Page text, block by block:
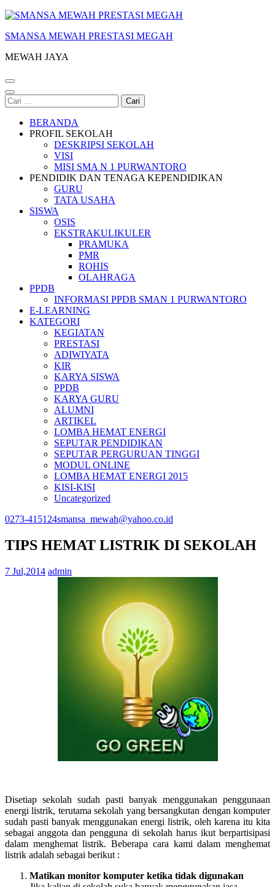
SMANSA MEWAH PRESTASI MEGAH
MEWAH JAYA
Cari
untuk:
BERANDA
PROFIL SEKOLAH
DESKRIPSI SEKOLAH
VISI
MISI SMA N 1 PURWANTORO
PENDIDIK DAN TENAGA KEPENDIDIKAN
GURU
TATA USAHA
SISWA
OSIS
EKSTRAKULIKULER
PRAMUKA
PMR
ROHIS
OLAHRAGA
PPDB
INFORMASI PPDB SMAN 1 PURWANTORO
E-LEARNING
KATEGORI
KEGIATAN
PRESTASI
ADIWIYATA
KIR
KARYA SISWA
PPDB
KARYA GURU
ALUMNI
ARTIKEL
LOMBA HEMAT ENERGI
SEPUTAR PENDIDIKAN
SEPUTAR PERGURUAN TINGGI
MODUL ONLINE
LOMBA HEMAT ENERGI 2015
KISI-KISI
Uncategorized
0273-415124smansa_mewah@yahoo.co.id
TIPS HEMAT LISTRIK DI SEKOLAH
7 Jul,2014 admin
Disetiap sekolah sudah pasti banyak menggunakan penggunaan
energi listrik, terutama sekolah yang bersangkutan dengan komputer
sudah pasti banyak menggunakan energi listrik, oleh karena itu kita
sebagai anggota dan pengguna di sekolah harus ikut berpartisipasi
dalam menghemat listrik. Beberapa cara kami dalam menghemat
listrik adalah sebagai berikut :
Matikan monitor komputer ketika tidak digunakan